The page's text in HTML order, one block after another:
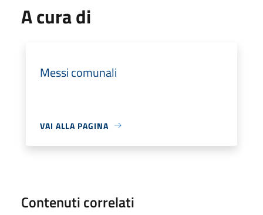
A cura di
Messi comunali
VAI ALLA PAGINA
Contenuti correlati